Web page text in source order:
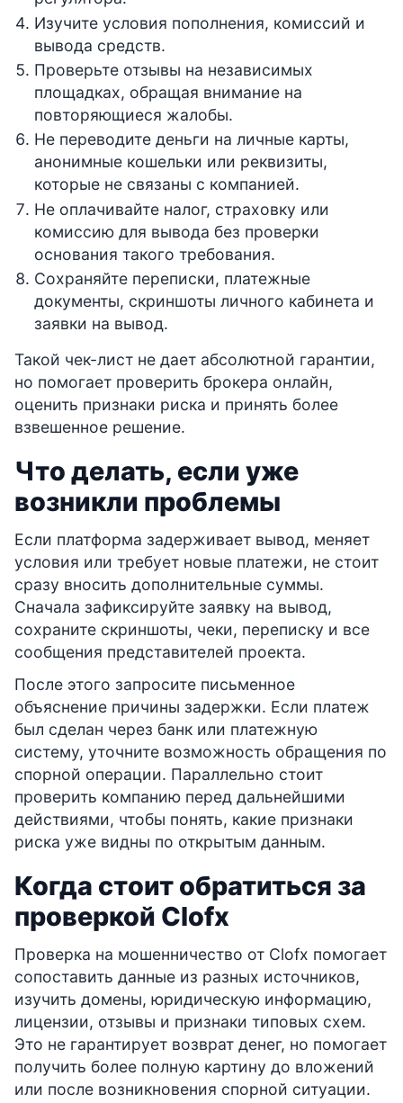
Изучите условия пополнения, комиссий и
вывода средств.
Проверьте отзывы на независимых
площадках, обращая внимание на
повторяющиеся жалобы.
Не переводите деньги на личные карты,
анонимные кошельки или реквизиты,
которые не связаны с компанией.
Не оплачивайте налог, страховку или
комиссию для вывода без проверки
основания такого требования.
Сохраняйте переписки, платежные
документы, скриншоты личного кабинета и
заявки на вывод.
Такой чек-лист не дает абсолютной гарантии,
но помогает проверить брокера онлайн,
оценить признаки риска и принять более
взвешенное решение.
Что делать, если уже
возникли проблемы
Если платформа задерживает вывод, меняет
условия или требует новые платежи, не стоит
сразу вносить дополнительные суммы.
Сначала зафиксируйте заявку на вывод,
сохраните скриншоты, чеки, переписку и все
сообщения представителей проекта.
После этого запросите письменное
объяснение причины задержки. Если платеж
был сделан через банк или платежную
систему, уточните возможность обращения по
спорной операции. Параллельно стоит
проверить компанию перед дальнейшими
действиями, чтобы понять, какие признаки
риска уже видны по открытым данным.
Когда стоит обратиться за
проверкой Clofx
Проверка на мошенничество от Clofx помогает
сопоставить данные из разных источников,
изучить домены, юридическую информацию,
лицензии, отзывы и признаки типовых схем.
Это не гарантирует возврат денег, но помогает
получить более полную картину до вложений
или после возникновения спорной ситуации.